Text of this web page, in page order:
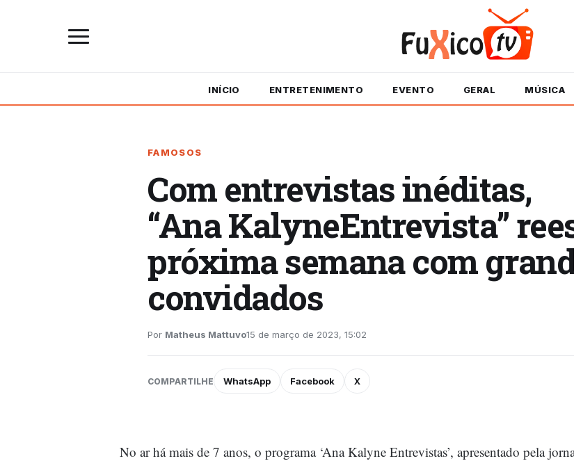
INÍCIO ENTRETENIMENTO EVENTO GERAL MÚSICA
FAMOSOS
Com entrevistas inéditas,
“Ana KalyneEntrevista”
próxima semana com
convidados
Por Matheus Mattuvo15 de março de 2023, 15:02
COMPARTILHE WhatsApp Facebook X
No ar há mais de 7 anos, o programa ‘Ana Kalyne Entrevistas’, apresentado pela